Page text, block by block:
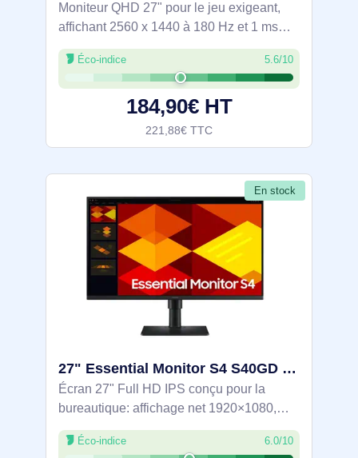
Moniteur QHD 27" pour le jeu exigeant,
affichant 2560 x 1440 à 180 Hz et 1 ms
(GtG) sur dalle IPS 99% sRGB avec
HDR10 pour des scènes détaillées et
fluides. FreeSync et G-SYNC Compatible
Éco-indice 5.6/10
184,90€ HT
221,88€ TTC
En stock
27" Essential Monitor S4 S40GD Full HD Monitor - LS27D400GAUXEN
Écran 27" Full HD IPS conçu pour la
bureautique: affichage net 1920×1080,
100 Hz et 5 ms pour une navigation fluide,
angles 178°. Ergonomie complète avec
Éco-indice 6.0/10